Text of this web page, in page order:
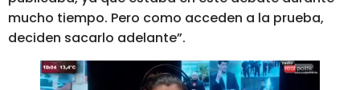
mucho tiempo. Pero como acceden a la prueba,
deciden sacarlo adelante”.